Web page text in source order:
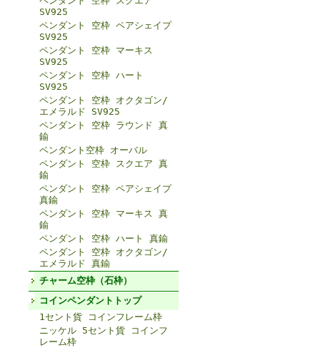
SV925
ペンダント 空枠 ペアシェイプ
SV925
ペンダント 空枠 マーキス
SV925
ペンダント 空枠 ハート
SV925
ペンダント 空枠 オクタゴン/
エメラルド SV925
ペンダント 空枠 ラウンド 真
鍮
ペンダント空枠 オーバル
ペンダント 空枠 スクエア 真
鍮
ペンダント 空枠 ペアシェイプ
真鍮
ペンダント 空枠 マーキス 真
鍮
ペンダント 空枠 ハート 真鍮
ペンダント 空枠 オクタゴン/
エメラルド 真鍮
チャーム空枠（石枠）
コインペンダントトップ
1セント貨 コインフレーム枠
ニッケル 5セント貨 コインフ
レーム枠